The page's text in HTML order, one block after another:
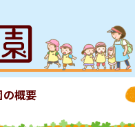
の概要